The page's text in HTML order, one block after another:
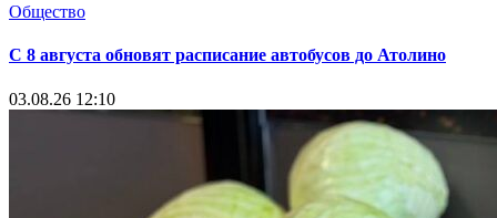
Общество
С 8 августа обновят расписание автобусов до Атолино
03.08.26 12:10